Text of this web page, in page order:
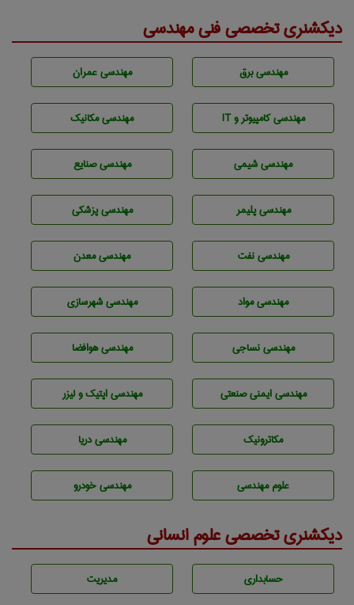
دیکشنری تخصصی فنی مهندسی
مهندسی برق مهندسی عمران
مهندسی كامپيوتر و IT مهندسی مکانیک
مهندسي شيمی مهندسی صنايع
مهندسی پليمر مهندسی پزشکی
مهندسی نفت مهندسی معدن
مهندسی مواد مهندسی شهرسازی
مهندسي نساجی مهندسی هوافضا
مهندسی ایمنی صنعتی مهندسی اپتیک و لیزر
مکاترونیک مهندسی دریا
علوم مهندسی مهندسی خودرو
دیکشنری تخصصی علوم انسانی
حسابداری مديريت